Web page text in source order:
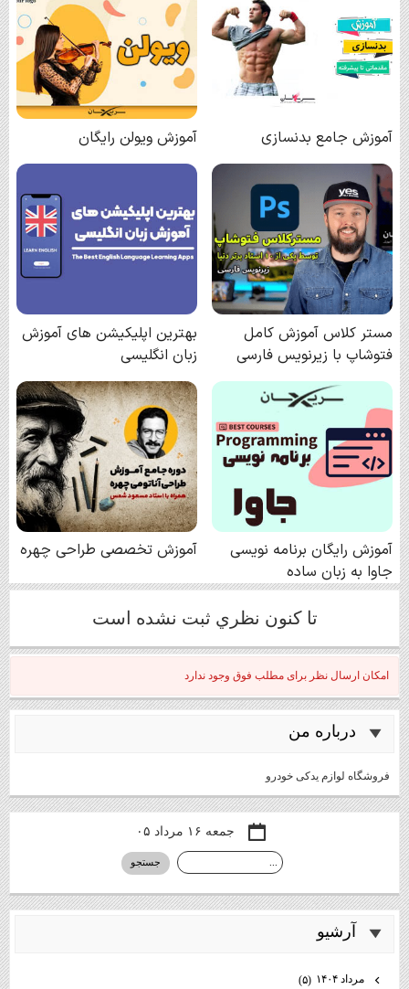
تا كنون نظري ثبت نشده است
امکان ارسال نظر برای مطلب فوق وجود ندارد
درباره من
فروشگاه لوازم یدکی خودرو
جمعه ۱۶ مرداد ۰۵
آرشيو
مرداد ۱۴۰۴
(۵)